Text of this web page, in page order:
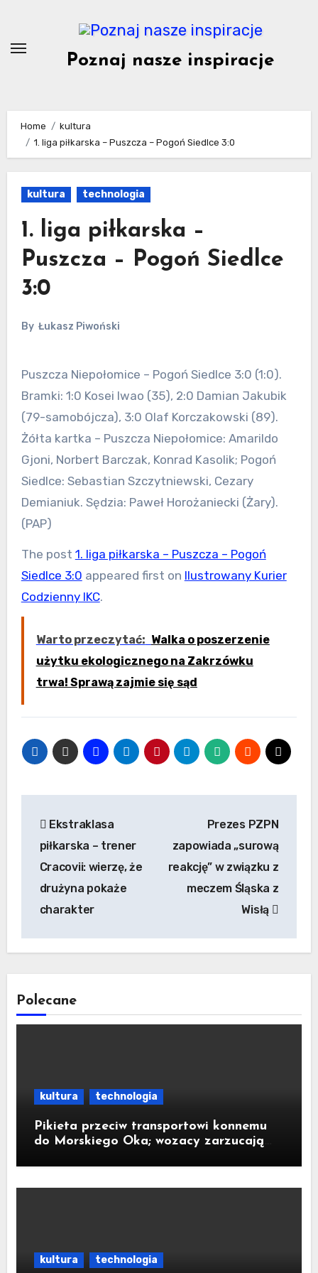
content
Poznaj nasze inspiracje
Home
kultura
1. liga piłkarska – Puszcza – Pogoń Siedlce 3:0
kultura technologia
1. liga piłkarska –
Puszcza – Pogoń Siedlce
3:0
By Łukasz Piwoński
Puszcza Niepołomice – Pogoń Siedlce 3:0 (1:0).
Bramki: 1:0 Kosei Iwao (35), 2:0 Damian Jakubik
(79-samobójcza), 3:0 Olaf Korczakowski (89).
Żółta kartka – Puszcza Niepołomice: Amarildo
Gjoni, Norbert Barczak, Konrad Kasolik; Pogoń
Siedlce: Sebastian Szczytniewski, Cezary
Demianiuk. Sędzia: Paweł Horożaniecki (Żary).
(PAP)
The post 1. liga piłkarska – Puszcza – Pogoń
Siedlce 3:0 appeared first on Ilustrowany Kurier
Codzienny IKC.
Warto przeczytać: Walka o poszerzenie
użytku ekologicznego na Zakrzówku
trwa! Sprawą zajmie się sąd
wpisu
Ekstraklasa
piłkarska – trener
Cracovii: wierzę, że
drużyna pokaże
charakter
Prezes PZPN
zapowiada „surową
reakcję” w związku z
meczem Śląska z
Wisłą
Polecane
kultura technologia
Pikieta przeciw transportowi konnemu
do Morskiego Oka; wozacy zarzucają
kultura technologia